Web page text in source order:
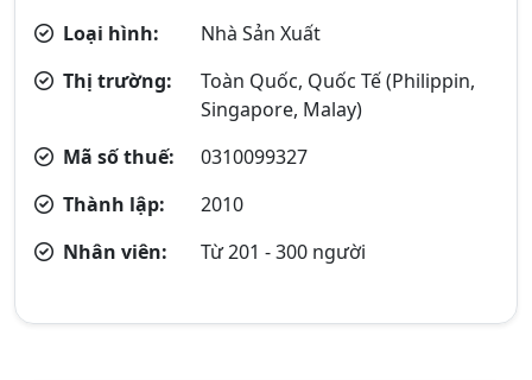
Loại hình:
Nhà Sản Xuất
Thị trường:
Toàn Quốc, Quốc Tế (Philippin,
Singapore, Malay)
Mã số thuế:
0310099327
Thành lập:
2010
Nhân viên:
Từ 201 - 300 người